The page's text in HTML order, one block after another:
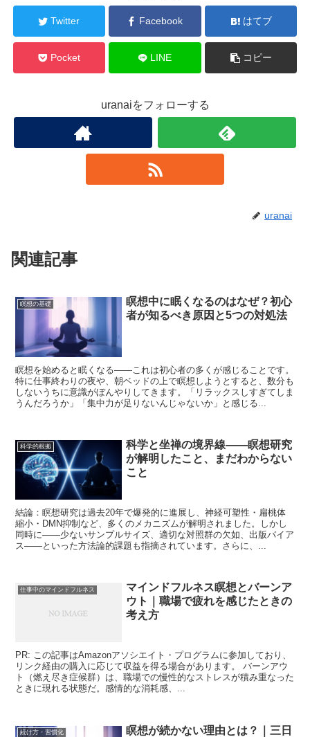
Twitter Facebook はてブ
Pocket LINE コピー
uranaiをフォローする
uranai
関連記事
瞑想の基礎
瞑想中に眠くなるのはなぜ？初心
者が知るべき原因と5つの対処法
瞑想を始めると眠くなる——これは初心者の多くが感じることです。
特に仕事終わりの夜や、朝ベッドの上で瞑想しようとすると、数分も
しないうちに意識がぼんやりしてきます。「リラックスしすぎてしま
うんだろうか」「集中力が足りないんじゃないか」と感じる...
科学的根拠
科学と坐禅の境界線——瞑想研究
が解明したこと、まだわからない
こと
結論：瞑想研究は過去20年で爆発的に進展し、神経可塑性・扁桃体
縮小・DMN抑制など、多くのメカニズムが解明されました。しかし
同時に——少ないサンプルサイズ、適切な対照群の欠如、出版バイア
ス——といった方法論的課題も指摘されています。さらに、...
仕事中のマインドフルネス
マインドフルネス瞑想とバーンア
ウト｜職場で疲れを感じたときの
考え方
PR: この記事はAmazonアソシエイト・プログラムに参加しており、
リンク経由の購入に応じて収益を得る場合があります。 バーンアウ
ト（燃え尽き症候群）は、職場での慢性的なストレスが積み重なった
ときに現れる状態だ。感情的な消耗感、...
続け方・習慣化
瞑想が続かない理由とは？｜三日